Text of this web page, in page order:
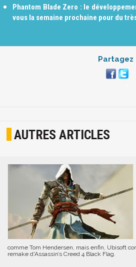
Phantom Blade Zero : le
vous la semaine prochaine pour du
Partagez
AUTRES ARTICLES
comme Tom Hendersen, mais enfin, Ubisoft
remake d'Assassin’s Creed 4 Black Flag.